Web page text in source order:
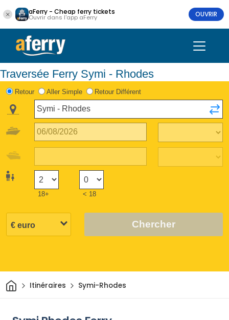
aFerry - Cheap ferry tickets
Ouvrir dans l'app aFerry OUVRIR
Traversée Ferry Symi - Rhodes
Retour Aller Simple Retour Différent
18+ < 18
Chercher
Maison
Itinéraires Symi-Rhodes